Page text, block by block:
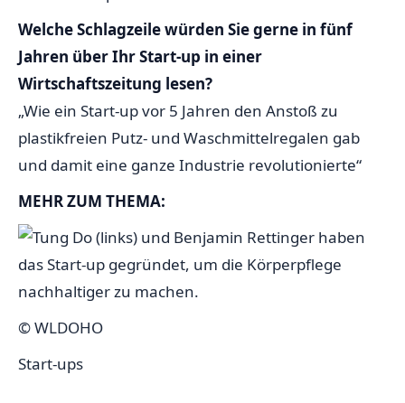
Welche Schlagzeile würden Sie gerne in fünf
Jahren über Ihr Start-up in einer
Wirtschaftszeitung lesen?
„Wie ein Start-up vor 5 Jahren den Anstoß zu
plastikfreien Putz- und Waschmittelregalen gab
und damit eine ganze Industrie revolutionierte“
MEHR ZUM THEMA:
© WLDOHO
Start-ups